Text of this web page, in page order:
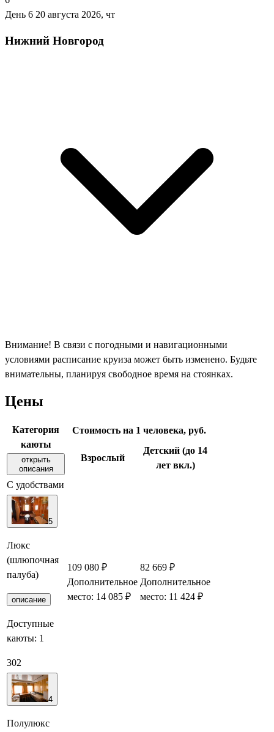
День 6 20 августа 2026, чт
Нижний Новгород
Внимание! В связи с погодными и навигационными
условиями расписание круиза может быть изменено. Будьте
внимательны, планируя свободное время на стоянках.
Цены
Категория
каюты
открыть
описания
Стоимость на 1 человека, руб.
Взрослый
Детский (до 14
лет вкл.)
С удобствами
5
Люкс
(шлюпочная
палуба)
описание
Доступные
каюты: 1
302
109 080 ₽
Дополнительное
место: 14 085 ₽
82 669 ₽
Дополнительное
место: 11 424 ₽
4
Полулюкс